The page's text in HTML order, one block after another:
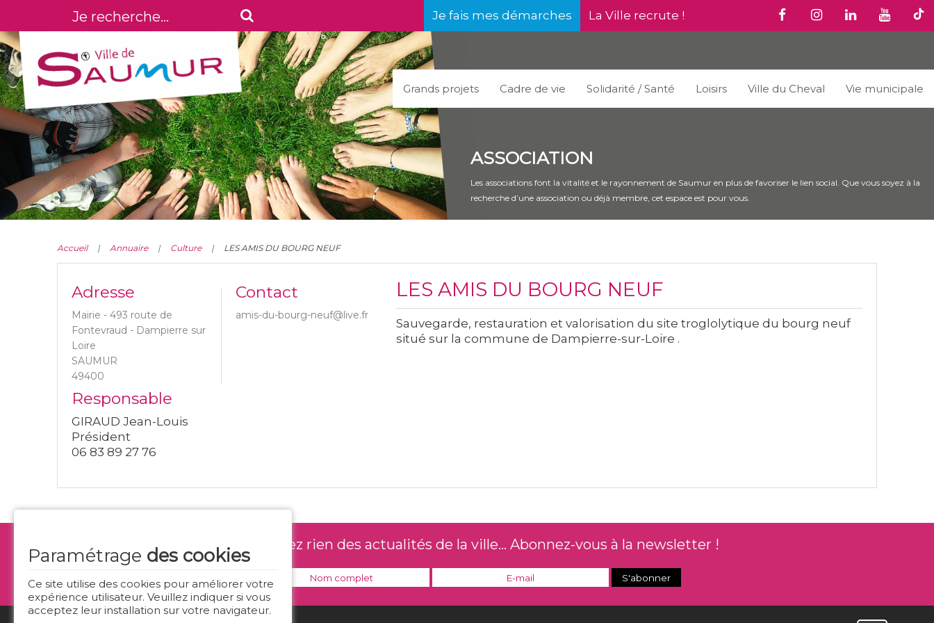
Je fais mes démarches La Ville recrute !
Grands projets Cadre de vie Solidarité / Santé Loisirs Ville du Cheval Vie municipale
ASSOCIATION
Les associations font la vitalité et le rayonnement de Saumur en plus de favoriser le lien social. Que vous soyez à la
recherche d’une association ou déjà membre, cet espace est pour vous.
Accueil Annuaire Culture LES AMIS DU BOURG NEUF
LES AMIS DU BOURG NEUF
Sauvegarde, restauration et valorisation du site troglolytique du bourg neuf
situé sur la commune de Dampierre-sur-Loire .
Adresse
Mairie - 493 route de
Fontevraud - Dampierre sur
Loire
SAUMUR
49400
Contact
amis-du-bourg-neuf@live.fr
Responsable
GIRAUD Jean-Louis
Président
06 83 89 27 76
Paramétrage des cookies
Ce site utilise des cookies pour améliorer votre
expérience utilisateur. Veuillez indiquer si vous
acceptez leur installation sur votre navigateur.
Ne manquez rien des actualités de la ville... Abonnez-vous à la newsletter !